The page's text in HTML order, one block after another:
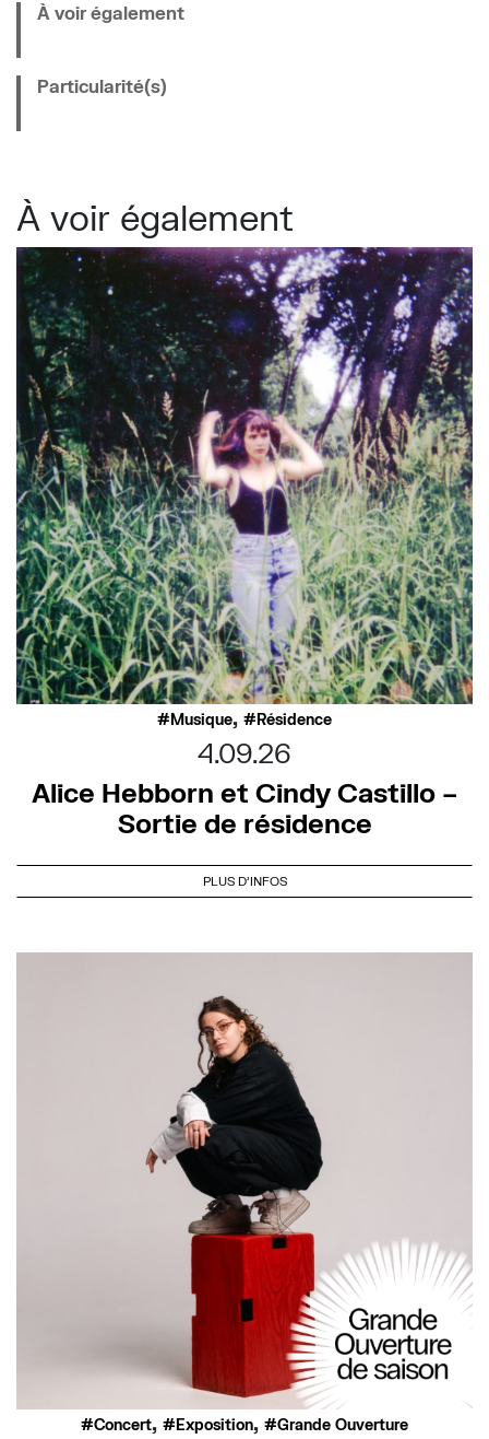
À voir également
Particularité(s)
À voir également
Musique, Résidence
4.09.26
Alice Hebborn et Cindy Castillo –
Sortie de résidence
PLUS D'INFOS
Concert, Exposition, Grande Ouverture